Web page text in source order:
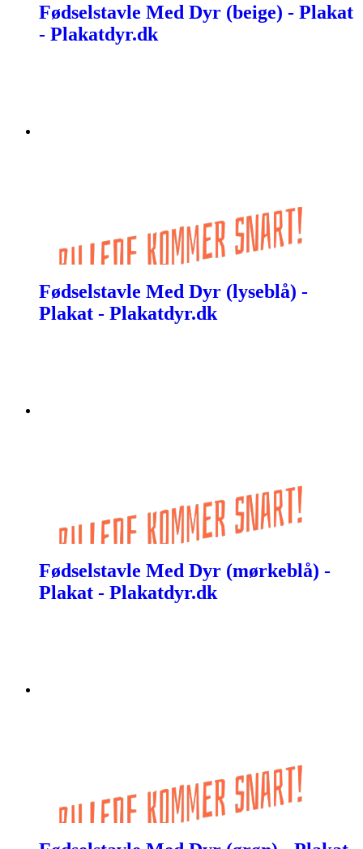
Fødselstavle Med Dyr (beige) - Plakat
- Plakatdyr.dk
Fødselstavle Med Dyr (lyseblå) -
Plakat - Plakatdyr.dk
Fødselstavle Med Dyr (mørkeblå) -
Plakat - Plakatdyr.dk